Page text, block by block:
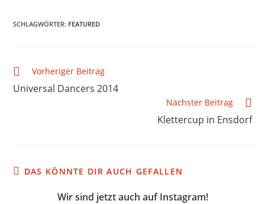
SCHLAGWÖRTER: FEATURED
Vorheriger Beitrag
Universal Dancers 2014
Nächster Beitrag
Klettercup in Ensdorf
DAS KÖNNTE DIR AUCH GEFALLEN
Wir sind jetzt auch auf Instagram!